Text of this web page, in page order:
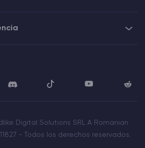
Digital Solutions SRL A Romanian
- Todos los derechos reservados.